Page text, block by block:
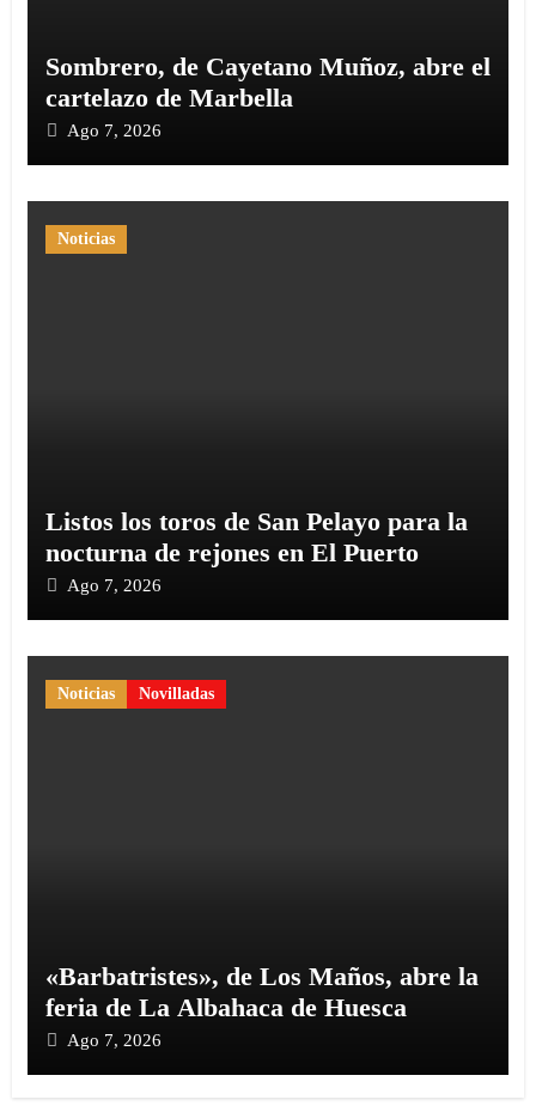
Sombrero, de Cayetano Muñoz, abre el
cartelazo de Marbella
Ago 7, 2026
Noticias
Listos los toros de San Pelayo para la
nocturna de rejones en El Puerto
Ago 7, 2026
Noticias Novilladas
«Barbatristes», de Los Maños, abre la
feria de La Albahaca de Huesca
Ago 7, 2026